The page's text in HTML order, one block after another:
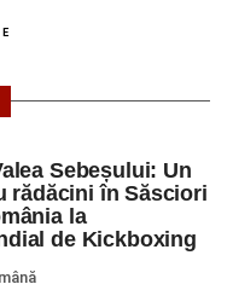
Sebeșului: Un
rădăcini în Săsciori
la
de Kickboxing